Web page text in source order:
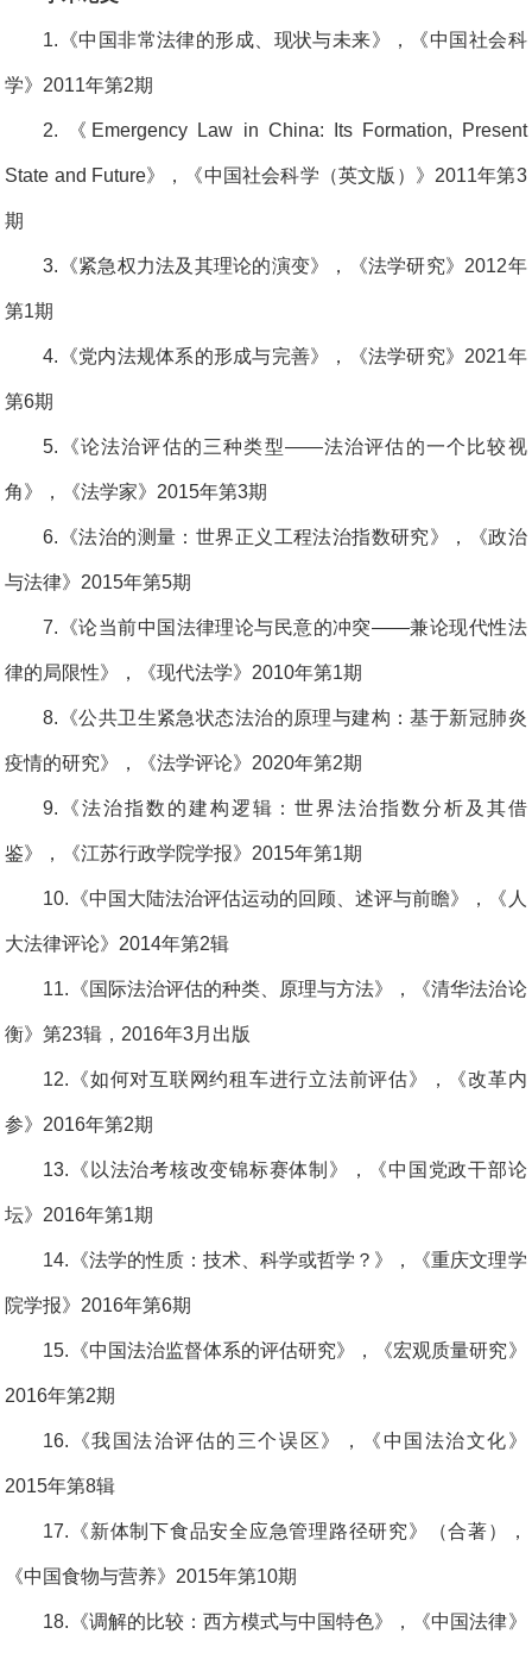
1.《中国非常法律的形成、现状与未来》，《中国社会科
学》2011年第2期
2. 《Emergency Law in China: Its Formation, Present
State and Future》，《中国社会科学（英文版）》2011年第3
期
3.《紧急权力法及其理论的演变》，《法学研究》2012年
第1期
4.《党内法规体系的形成与完善》，《法学研究》2021年
第6期
5.《论法治评估的三种类型——法治评估的一个比较视
角》，《法学家》2015年第3期
6.《法治的测量：世界正义工程法治指数研究》，《政治
与法律》2015年第5期
7.《论当前中国法律理论与民意的冲突——兼论现代性法
律的局限性》，《现代法学》2010年第1期
8.《公共卫生紧急状态法治的原理与建构：基于新冠肺炎
疫情的研究》，《法学评论》2020年第2期
9.《法治指数的建构逻辑：世界法治指数分析及其借
鉴》，《江苏行政学院学报》2015年第1期
10.《中国大陆法治评估运动的回顾、述评与前瞻》，《人
大法律评论》2014年第2辑
11.《国际法治评估的种类、原理与方法》，《清华法治论
衡》第23辑，2016年3月出版
12.《如何对互联网约租车进行立法前评估》，《改革内
参》2016年第2期
13.《以法治考核改变锦标赛体制》，《中国党政干部论
坛》2016年第1期
14.《法学的性质：技术、科学或哲学？》，《重庆文理学
院学报》2016年第6期
15.《中国法治监督体系的评估研究》，《宏观质量研究》
2016年第2期
16.《我国法治评估的三个误区》，《中国法治文化》
2015年第8辑
17.《新体制下食品安全应急管理路径研究》（合著），
《中国食物与营养》2015年第10期
18.《调解的比较：西方模式与中国特色》，《中国法律》